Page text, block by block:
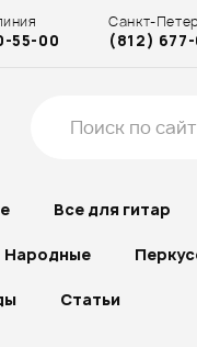
55-00
Санкт-
(812)
Все для гитар
Народные
Статьи